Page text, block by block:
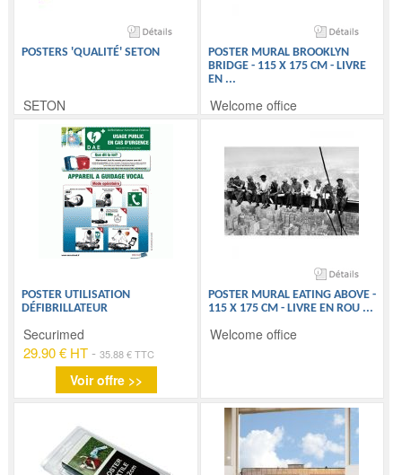
POSTERS 'QUALITÉ' SETON
SETON
POSTER MURAL BROOKLYN
BRIDGE - 115 X 175 CM - LIVRE
EN ...
Welcome office
POSTER UTILISATION
DÉFIBRILLATEUR
Securimed
29.90 € HT -35.88 € TTC
Voir offre >>
POSTER MURAL EATING ABOVE -
115 X 175 CM - LIVRE EN ROU ...
Welcome office